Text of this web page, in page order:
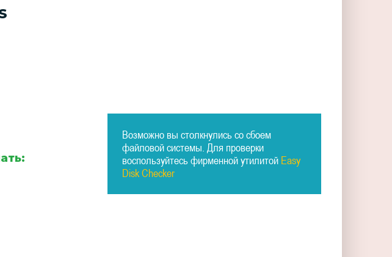
Возможно вы столкнулись со сбоем
файловой системы. Для проверки
воспользуйтесь фирменной утилитой Easy
Disk Checker